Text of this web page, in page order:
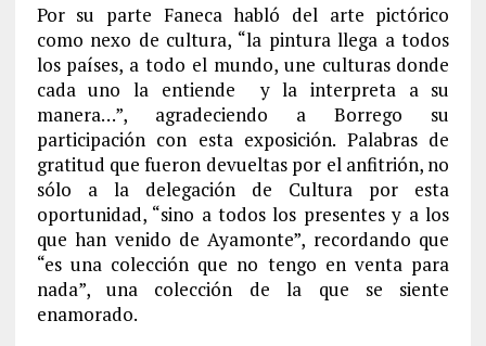
Por su parte Faneca habló del arte pictórico
como nexo de cultura, “la pintura llega a todos
los países, a todo el mundo, une culturas donde
cada uno la entiende y la interpreta a su
manera…”, agradeciendo a Borrego su
participación con esta exposición. Palabras de
gratitud que fueron devueltas por el anfitrión, no
sólo a la delegación de Cultura por esta
oportunidad, “sino a todos los presentes y a los
que han venido de Ayamonte”, recordando que
“es una colección que no tengo en venta para
nada”, una colección de la que se siente
enamorado.